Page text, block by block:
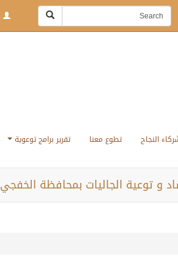
النجاح تطوع معنا تقرير برامج توعوية
و توعية الجاليات بمحافظة الخفجي